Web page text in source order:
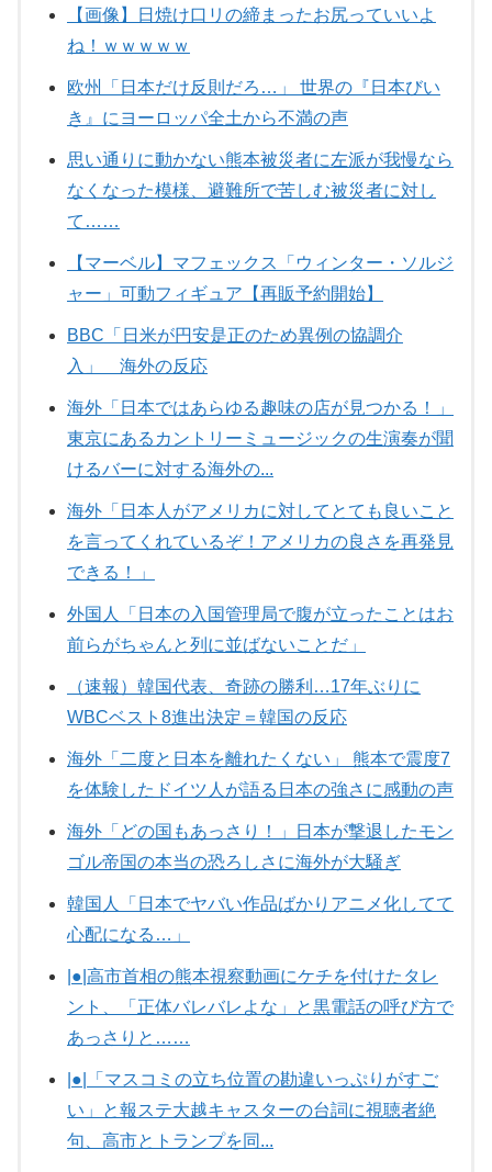
【画像】日焼け口リの締まったお尻っていいよ
ね！ｗｗｗｗｗ
欧州「日本だけ反則だろ…」 世界の『日本びい
き』にヨーロッパ全土から不満の声
思い通りに動かない熊本被災者に左派が我慢なら
なくなった模様、避難所で苦しむ被災者に対し
て……
【マーベル】マフェックス「ウィンター・ソルジ
ャー」可動フィギュア【再販予約開始】
BBC「日米が円安是正のため異例の協調介
入」 海外の反応
海外「日本ではあらゆる趣味の店が見つかる！」
東京にあるカントリーミュージックの生演奏が聞
けるバーに対する海外の...
海外「日本人がアメリカに対してとても良いこと
を言ってくれているぞ！アメリカの良さを再発見
できる！」
外国人「日本の入国管理局で腹が立ったことはお
前らがちゃんと列に並ばないことだ」
（速報）韓国代表、奇跡の勝利…17年ぶりに
WBCベスト8進出決定＝韓国の反応
海外「二度と日本を離れたくない」 熊本で震度7
を体験したドイツ人が語る日本の強さに感動の声
海外「どの国もあっさり！」日本が撃退したモン
ゴル帝国の本当の恐ろしさに海外が大騒ぎ
韓国人「日本でヤバい作品ばかりアニメ化してて
心配になる…」
|●|高市首相の熊本視察動画にケチを付けたタレ
ント、「正体バレバレよな」と黒電話の呼び方で
あっさりと……
|●|「マスコミの立ち位置の勘違いっぷりがすご
い」と報ステ大越キャスターの台詞に視聴者絶
句、高市とトランプを同...